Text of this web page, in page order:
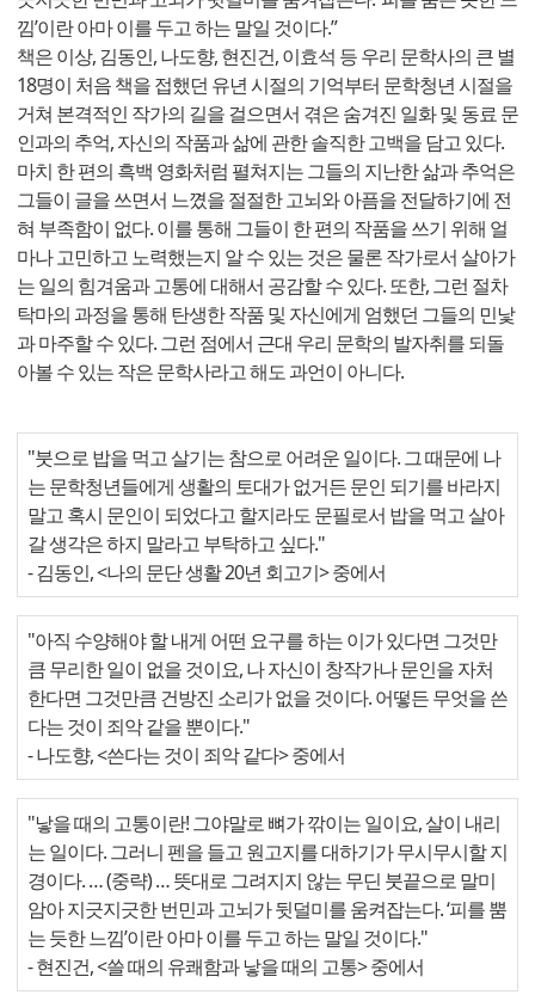
낌’이란 아마 이를 두고 하는 말일 것이다.”
책은 이상, 김동인, 나도향, 현진건, 이효석 등 우리 문학사의 큰 별
18명이 처음 책을 접했던 유년 시절의 기억부터 문학청년 시절을
거쳐 본격적인 작가의 길을 걸으면서 겪은 숨겨진 일화 및 동료 문
인과의 추억, 자신의 작품과 삶에 관한 솔직한 고백을 담고 있다.
마치 한 편의 흑백 영화처럼 펼쳐지는 그들의 지난한 삶과 추억은
그들이 글을 쓰면서 느꼈을 절절한 고뇌와 아픔을 전달하기에 전
혀 부족함이 없다. 이를 통해 그들이 한 편의 작품을 쓰기 위해 얼
마나 고민하고 노력했는지 알 수 있는 것은 물론 작가로서 살아가
는 일의 힘겨움과 고통에 대해서 공감할 수 있다. 또한, 그런 절차
탁마의 과정을 통해 탄생한 작품 및 자신에게 엄했던 그들의 민낯
과 마주할 수 있다. 그런 점에서 근대 우리 문학의 발자취를 되돌
아볼 수 있는 작은 문학사라고 해도 과언이 아니다.
"붓으로 밥을 먹고 살기는 참으로 어려운 일이다. 그 때문에 나
는 문학청년들에게 생활의 토대가 없거든 문인 되기를 바라지
말고 혹시 문인이 되었다고 할지라도 문필로서 밥을 먹고 살아
갈 생각은 하지 말라고 부탁하고 싶다."
- 김동인, <나의 문단 생활 20년 회고기> 중에서
"아직 수양해야 할 내게 어떤 요구를 하는 이가 있다면 그것만
큼 무리한 일이 없을 것이요, 나 자신이 창작가나 문인을 자처
한다면 그것만큼 건방진 소리가 없을 것이다. 어떻든 무엇을 쓴
다는 것이 죄악 같을 뿐이다."
- 나도향, <쓴다는 것이 죄악 같다> 중에서
"낳을 때의 고통이란! 그야말로 뼈가 깎이는 일이요, 살이 내리
는 일이다. 그러니 펜을 들고 원고지를 대하기가 무시무시할 지
경이다. … (중략) … 뜻대로 그려지지 않는 무딘 붓끝으로 말미
암아 지긋지긋한 번민과 고뇌가 뒷덜미를 움켜잡는다. ‘피를 뿜
는 듯한 느낌’이란 아마 이를 두고 하는 말일 것이다."
- 현진건, <쓸 때의 유쾌함과 낳을 때의 고통> 중에서